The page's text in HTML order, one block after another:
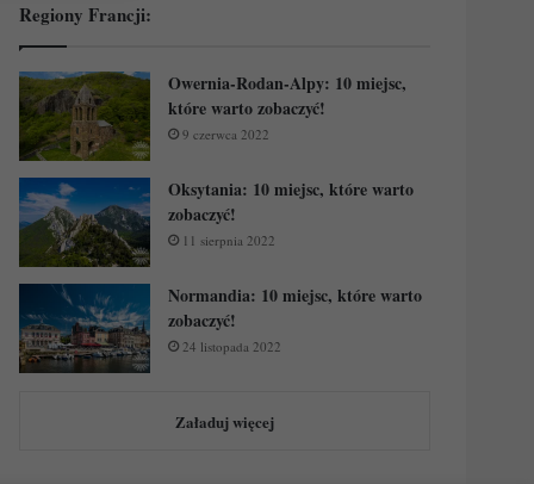
Regiony Francji:
Owernia-Rodan-Alpy: 10 miejsc,
które warto zobaczyć!
9 czerwca 2022
Oksytania: 10 miejsc, które warto
zobaczyć!
11 sierpnia 2022
Normandia: 10 miejsc, które warto
zobaczyć!
24 listopada 2022
Załaduj więcej